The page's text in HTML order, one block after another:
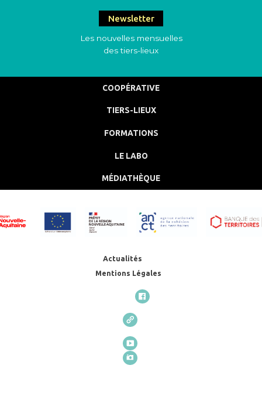
Newsletter
Les nouvelles mensuelles
des tiers-lieux
COOPÉRATIVE
TIERS-LIEUX
FORMATIONS
LE LABO
MÉDIATHÈQUE
Actualités
Mentions Légales